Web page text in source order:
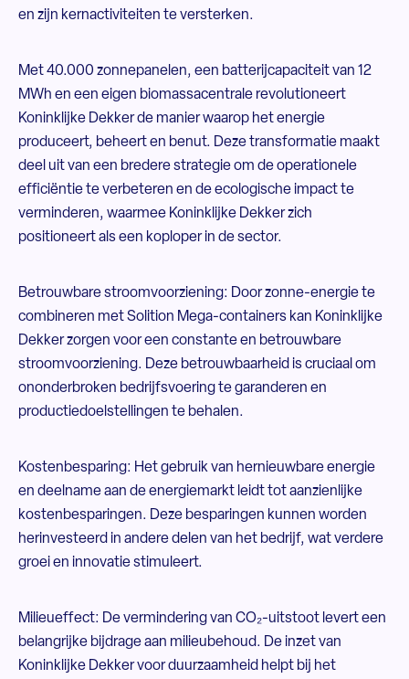
en zijn kernactiviteiten te versterken.
Met 40.000 zonnepanelen, een batterijcapaciteit van 12
MWh en een eigen biomassacentrale revolutioneert
Koninklijke Dekker de manier waarop het energie
produceert, beheert en benut. Deze transformatie maakt
deel uit van een bredere strategie om de operationele
efficiëntie te verbeteren en de ecologische impact te
verminderen, waarmee Koninklijke Dekker zich
positioneert als een koploper in de sector.
Betrouwbare stroomvoorziening: Door zonne-energie te
combineren met Solition Mega-containers kan Koninklijke
Dekker zorgen voor een constante en betrouwbare
stroomvoorziening. Deze betrouwbaarheid is cruciaal om
ononderbroken bedrijfsvoering te garanderen en
productiedoelstellingen te behalen.
Kostenbesparing: Het gebruik van hernieuwbare energie
en deelname aan de energiemarkt leidt tot aanzienlijke
kostenbesparingen. Deze besparingen kunnen worden
herinvesteerd in andere delen van het bedrijf, wat verdere
groei en innovatie stimuleert.
Milieueffect: De vermindering van CO₂-uitstoot levert een
belangrijke bijdrage aan milieubehoud. De inzet van
Koninklijke Dekker voor duurzaamheid helpt bij het